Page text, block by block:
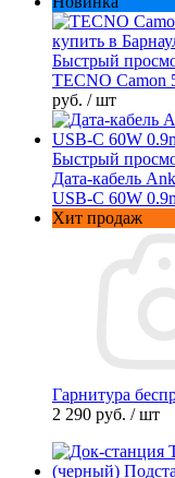
Быстрый
TECNO Camon
руб. / шт
Быстрый
Дата-кабель
USB-C 60W
Хит продаж
Гарнитура
2 290 руб. / шт